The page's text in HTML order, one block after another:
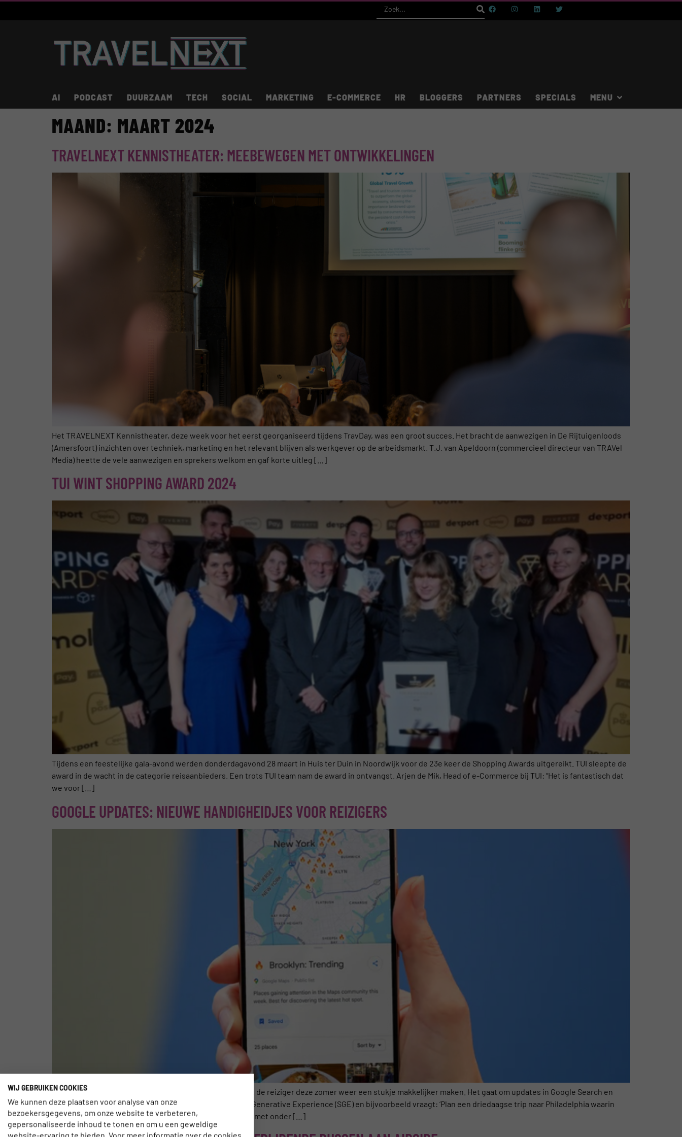
AI PODCAST DUURZAAM TECH SOCIAL MARKETING E-COMMERCE HR BLOGGERS PARTNERS SPECIALS
MAAND: MAART 2024
TRAVELNEXT KENNISTHEATER: MEEBEWEGEN MET ONTWIKKELINGEN
Het TRAVELNEXT Kennistheater, deze week voor het eerst georganiseerd tijdens TravDay, was een groot succes. Het bracht de aanwezigen in De Rijtuigenloods
(Amersfoort) inzichten over techniek, marketing en het relevant blijven als werkgever op de arbeidsmarkt. T.J. van Apeldoorn (commercieel directeur van TRAVel
Media) heette de vele aanwezigen en sprekers welkom en gaf korte uitleg […]
TUI WINT SHOPPING AWARD 2024
Tijdens een feestelijke gala-avond werden donderdagavond 28 maart in Huis ter Duin in Noordwijk voor de 23e keer de Shopping Awards uitgereikt. TUI sleepte de
award in de wacht in de categorie reisaanbieders. Een trots TUI team nam de award in ontvangst. Arjen de Mik, Head of e-Commerce bij TUI: “Het is fantastisch dat
we voor […]
GOOGLE UPDATES: NIEUWE HANDIGHEIDJES VOOR REIZIGERS
Google heeft deze week updates bekendgemaakt die het de reiziger deze zomer weer een stukje makkelijker maken. Het gaat om updates in Google Search en
Maps. Reisopties Wie zich heeft aangemeld voor Search Generative Experience (SGE) en bijvoorbeeld vraagt: ‘Plan een driedaagse trip naar Philadelphia waarin
geschiedenis centraal staat’, krijgt een reeks suggesties met onder […]
WIJ GEBRUIKEN COOKIES
We kunnen deze plaatsen voor analyse van onze
bezoekersgegevens, om onze website te verbeteren,
gepersonaliseerde inhoud te tonen en om u een geweldige
website-ervaring te bieden. Voor meer informatie over de cookies